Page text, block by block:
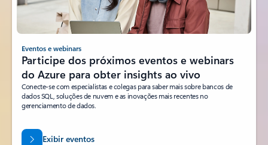
Eventos e webinars
Participe dos próximos eventos e webinars
do Azure para obter insights ao vivo
Conecte-se com especialistas e colegas para saber mais sobre bancos de
dados SQL, soluções de nuvem e as inovações mais recentes no
gerenciamento de dados.
Exibir eventos